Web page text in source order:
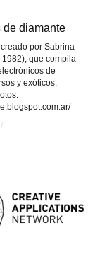
de diamante
por Sabrina
1982), que compila
de
y exóticos,
/
de diamante
/